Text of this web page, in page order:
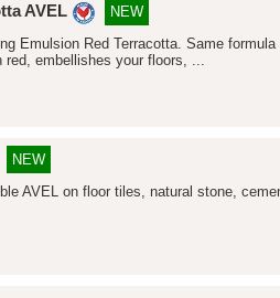
AVEL
NEW
Emulsion Red Terracotta. Same formula
embellishes your floors, ...
NEW
AVEL on floor tiles, natural stone,